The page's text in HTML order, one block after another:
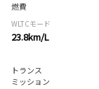
燃費
WLTCモード
23.8km/L
トランス
ミッション